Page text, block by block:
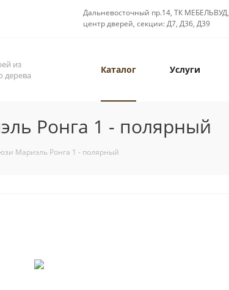
Дальневосточный пр.14, ТК МЕБЕЛЬВУД,
центр дверей, секции: Д7, Д36, Д39
из
дерева
Каталог Услуги
Ронга 1 - полярный
Мариэль Ронга 1 - полярный